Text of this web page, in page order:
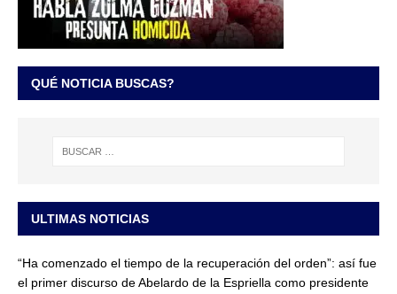
QUÉ NOTICIA BUSCAS?
ULTIMAS NOTICIAS
“Ha comenzado el tiempo de la recuperación del orden”: así fue
el primer discurso de Abelardo de la Espriella como presidente